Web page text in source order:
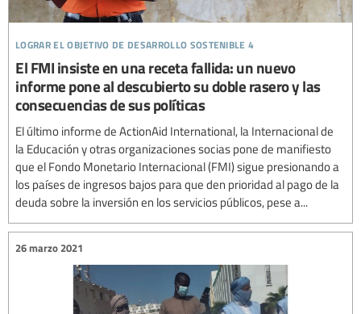
lograr el objetivo de desarrollo sostenible 4
El FMI insiste en una receta fallida: un nuevo
informe pone al descubierto su doble rasero y las
consecuencias de sus políticas
El último informe de ActionAid International, la Internacional de
la Educación y otras organizaciones socias pone de manifiesto
que el Fondo Monetario Internacional (FMI) sigue presionando a
los países de ingresos bajos para que den prioridad al pago de la
deuda sobre la inversión en los servicios públicos, pese a...
26 marzo 2021